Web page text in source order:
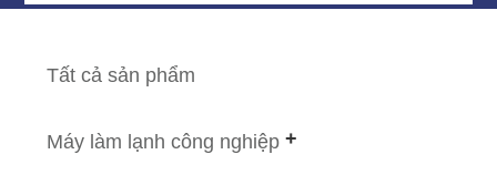
Tất cả sản phẩm
Máy làm lạnh công nghiệp